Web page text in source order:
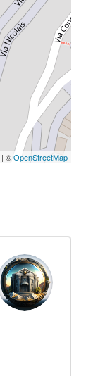
| ©OpenStreetMap